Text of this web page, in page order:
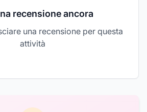
recensione ancora
una recensione per questa
attività